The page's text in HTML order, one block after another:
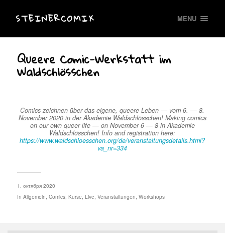
STEINERCOMIX MENU
Queere Comic-Werkstatt im
Waldschlösschen
Comics zeichnen über das eigene, queere Leben — vom 6. — 8.
November 2020 in der Akademie Waldschlösschen! Making comics
on our own queer life — on November 6 — 8 in Akademie
Waldschlösschen! Info and registration here:
https://www.waldschloesschen.org/de/veranstaltungsdetails.html?
va_nr=334
1. октября 2020
In Allgemein, Comics, Kurse, Live, Veranstaltungen, Workshops